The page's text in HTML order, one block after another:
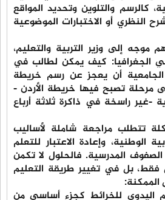
كالرسم والتلوين وتحديد المواقع
النظري أو الاختبارات الموضوعية
إلى وزير التربية والتعليم،
الجغرافيا: كيف يمكن لطالب في
الجامعية أن يعجز عن رسم خريطة
مرحلة تصبح فيها خريطة الأردن -
-غير راسخة في ذاكرة ثلاثة أرباع
تتطلب مراجعة شاملة لأساليب
الوطنية، وإعادة الاعتبار للتعلم
المدرسية. فالحلول لا تكمن
بل في تغيير طريقة التعليم
اليدوي للخرائط كجزء أساسي من